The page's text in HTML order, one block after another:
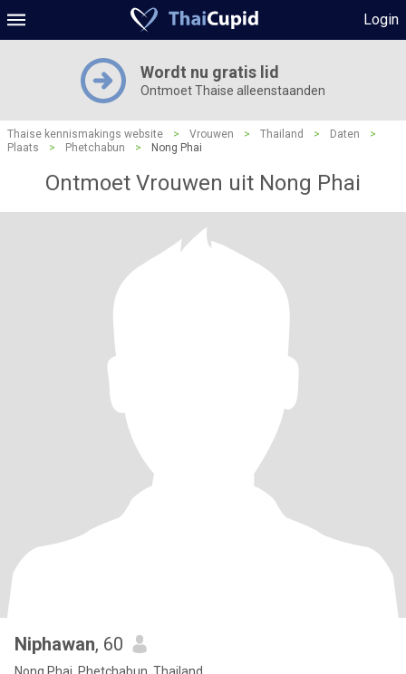
Login
Wordt nu gratis lid
Ontmoet Thaise alleenstaanden
Thaise kennismakings website > Vrouwen > Thailand > Daten
>
Plaats
> Phetchabun > Nong Phai
Ontmoet Vrouwen uit Nong Phai
Niphawan, 60